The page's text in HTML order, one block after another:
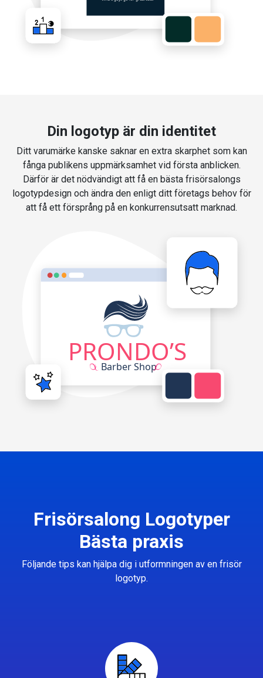
Din logotyp är din identitet
Ditt varumärke kanske saknar en extra skarphet som kan
fånga publikens uppmärksamhet vid första anblicken.
Därför är det nödvändigt att få en bästa frisörsalongs
logotypdesign och ändra den enligt ditt företags behov för
att få ett försprång på en konkurrensutsatt marknad.
Frisörsalong Logotyper
Bästa praxis
Följande tips kan hjälpa dig i utformningen av en frisör
logotyp.